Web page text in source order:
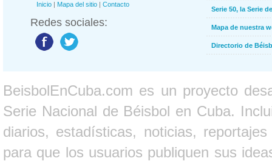
Inicio | Mapa del sitio | Contacto
Redes sociales:
Serie 50, la Serie
Mapa de nuestra
Directorio de
BeisbolEnCuba.com es un proyecto
Serie Nacional de Béisbol en Cuba.
diarios, estadísticas, noticias,
para que los usuarios publiquen sus